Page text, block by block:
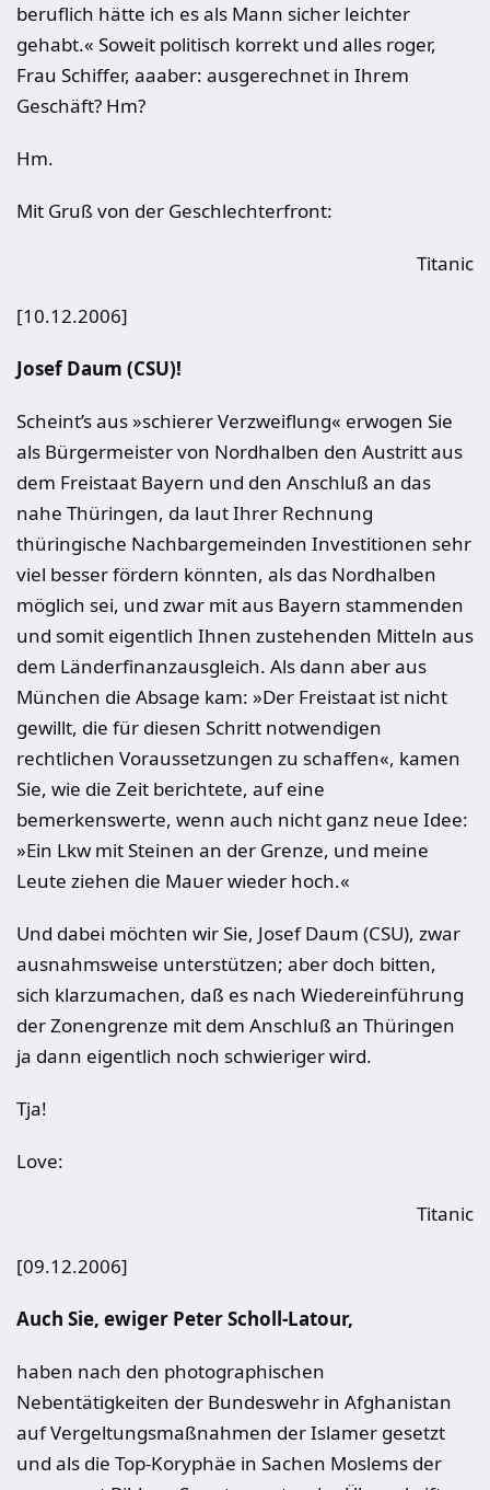
beruflich hätte ich es als Mann sicher leichter
gehabt.« Soweit politisch korrekt und alles roger,
Frau Schiffer, aaaber: ausgerechnet in Ihrem
Geschäft? Hm?
Hm.
Mit Gruß von der Geschlechterfront:
Titanic
[10.12.2006]
Josef Daum (CSU)!
Scheint’s aus »schierer Verzweiflung« erwogen Sie
als Bürgermeister von Nordhalben den Austritt aus
dem Freistaat Bayern und den Anschluß an das
nahe Thüringen, da laut Ihrer Rechnung
thüringische Nachbargemeinden Investitionen sehr
viel besser fördern könnten, als das Nordhalben
möglich sei, und zwar mit aus Bayern stammenden
und somit eigentlich Ihnen zustehenden Mitteln aus
dem Länderfinanzausgleich. Als dann aber aus
München die Absage kam: »Der Freistaat ist nicht
gewillt, die für diesen Schritt notwendigen
rechtlichen Voraussetzungen zu schaffen«, kamen
Sie, wie die Zeit berichtete, auf eine
bemerkenswerte, wenn auch nicht ganz neue Idee:
»Ein Lkw mit Steinen an der Grenze, und meine
Leute ziehen die Mauer wieder hoch.«
Und dabei möchten wir Sie, Josef Daum (CSU), zwar
ausnahmsweise unterstützen; aber doch bitten,
sich klarzumachen, daß es nach Wiedereinführung
der Zonengrenze mit dem Anschluß an Thüringen
ja dann eigentlich noch schwieriger wird.
Tja!
Love:
Titanic
[09.12.2006]
Auch Sie, ewiger Peter Scholl-Latour,
haben nach den photographischen
Nebentätigkeiten der Bundeswehr in Afghanistan
auf Vergeltungsmaßnahmen der Islamer gesetzt
und als die Top-Koryphäe in Sachen Moslems der